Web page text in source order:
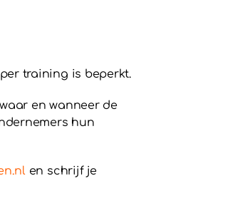
training is beperkt.
en wanneer de
hun
en schrijf je